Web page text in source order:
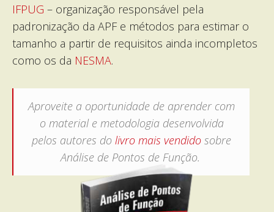
IFPUG – organização responsável pela
padronização da APF e métodos para estimar o
tamanho a partir de requisitos ainda incompletos
como os da NESMA.
Aproveite a oportunidade de aprender com
o material e metodologia desenvolvida
pelos autores do livro mais vendido sobre
Análise de Pontos de Função.